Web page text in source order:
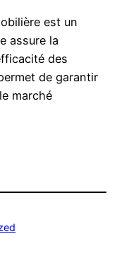
est un
assure la
des
de garantir
marché